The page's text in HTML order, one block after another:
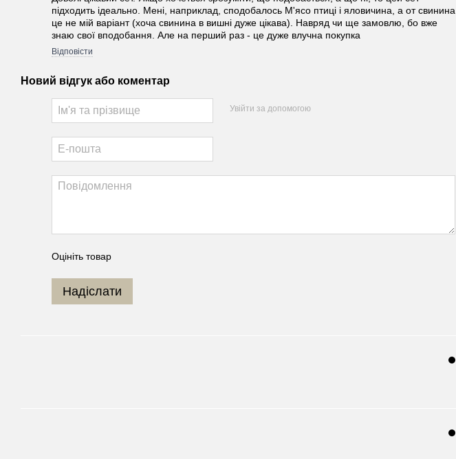
підходить ідеально. Мені, наприклад, сподобалось М'ясо птиці і яловичина, а от свинина
це не мій варіант (хоча свинина в вишні дуже цікава). Навряд чи ще замовлю, бо вже
знаю свої вподобання. Але на перший раз - це дуже влучна покупка
Відповісти
Новий відгук або коментар
Увійти за допомогою
Оцініть товар
Надіслати